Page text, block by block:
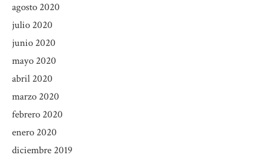
agosto 2020
julio 2020
junio 2020
mayo 2020
abril 2020
marzo 2020
febrero 2020
enero 2020
diciembre 2019